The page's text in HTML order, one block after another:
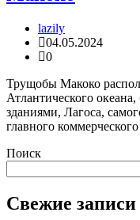
lazily
04.05.2024
0
Трущобы Макоко
Атлантического
зданиями, Лагоса,
главного
Поиск
Свежие записи